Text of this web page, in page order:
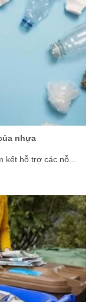
nhựa
kết hỗ trợ các nỗ...